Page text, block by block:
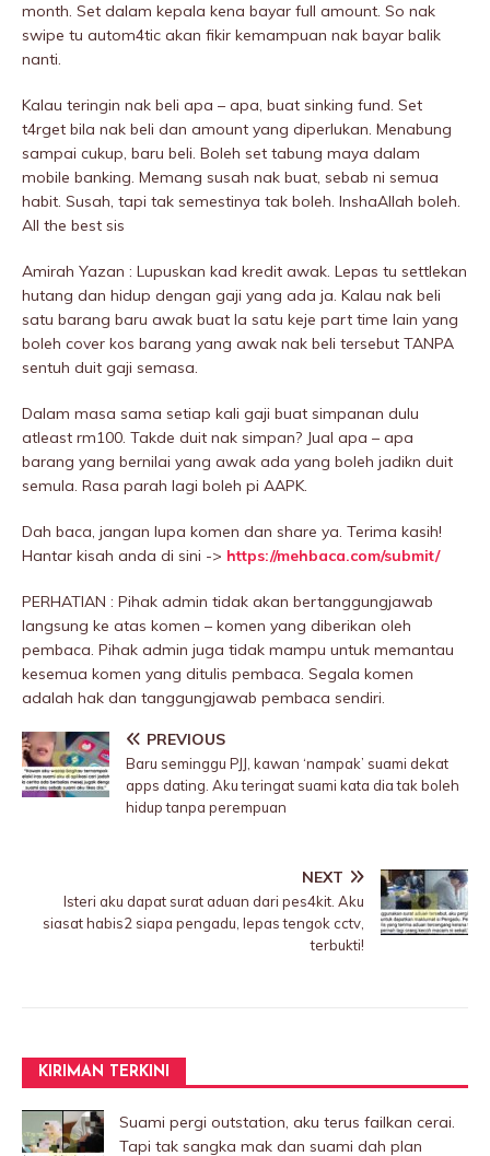
month. Set dalam kepala kena bayar full amount. So nak
swipe tu autom4tic akan fikir kemampuan nak bayar balik
nanti.
Kalau teringin nak beli apa – apa, buat sinking fund. Set
t4rget bila nak beli dan amount yang diperIukan. Menabung
sampai cukup, baru beli. Boleh set tabung maya dalam
mobile banking. Memang susah nak buat, sebab ni semua
habit. Susah, tapi tak semestinya tak boleh. InshaAllah boleh.
All the best sis
Amirah Yazan : Lupuskan kad kredit awak. Lepas tu settlekan
hutang dan hidup dengan gaji yang ada ja. Kalau nak beli
satu barang baru awak buat la satu keje part time lain yang
boleh cover kos barang yang awak nak beli tersebut TANPA
sentuh duit gaji semasa.
Dalam masa sama setiap kali gaji buat simpanan dulu
atleast rm100. Takde duit nak simpan? Jual apa – apa
barang yang bernilai yang awak ada yang boleh jadikn duit
semula. Rasa parah lagi boleh pi AAPK.
Dah baca, jangan lupa komen dan share ya. Terima kasih!
Hantar kisah anda di sini -> https://mehbaca.com/submit/
PERHATIAN : Pihak admin tidak akan bertanggungjawab
langsung ke atas komen – komen yang diberikan oleh
pembaca. Pihak admin juga tidak mampu untuk memantau
kesemua komen yang ditulis pembaca. Segala komen
adalah hak dan tanggungjawab pembaca sendiri.
PREVIOUS
Baru seminggu PJJ, kawan ‘nampak’ suami dekat
apps dating. Aku teringat suami kata dia tak boleh
hidup tanpa perempuan
NEXT
Isteri aku dapat surat aduan dari pes4kit. Aku
siasat habis2 siapa pengadu, lepas tengok cctv,
terbukti!
KIRIMAN TERKINI
Suami pergi outstation, aku terus failkan cerai.
Tapi tak sangka mak dan suami dah plan